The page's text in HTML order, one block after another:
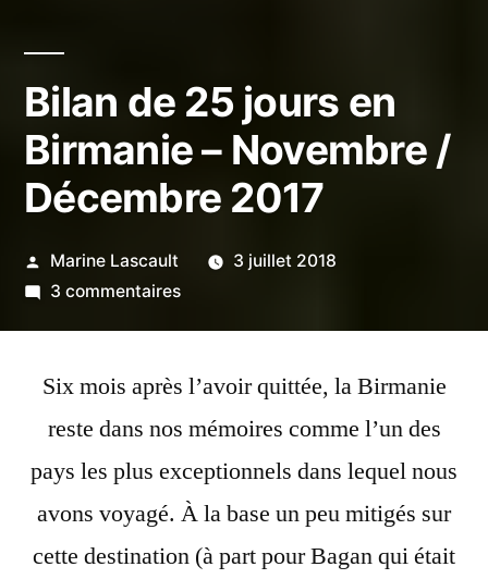
Bilan de 25 jours en
Birmanie – Novembre /
Décembre 2017
Publié
par
Marine Lascault
3 juillet 2018
3 commentairessur
25
en
Birmanie
–
/
Six mois après l’avoir quittée, la Birmanie
reste dans nos mémoires comme l’un des
pays les plus exceptionnels dans lequel nous
avons voyagé. À la base un peu mitigés sur
cette destination (à part pour Bagan qui était